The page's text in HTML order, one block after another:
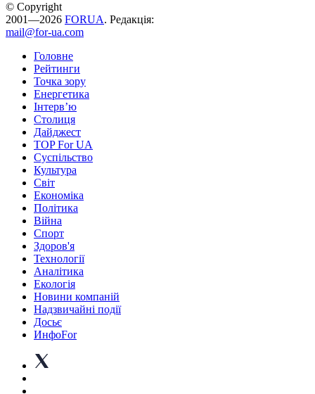
© Copyright
2001—2026 FORUA. Редакція:
mail@for-ua.com
Головне
Рейтинги
Точка зору
Енергетика
Інтерв’ю
Столиця
Дайджест
TOP For UA
Суспiльство
Культура
Світ
Економіка
Політика
Війна
Спорт
Здоров'я
Технології
Аналітика
Екологія
Новини компаній
Надзвичайні події
Досьє
ИнфоFor